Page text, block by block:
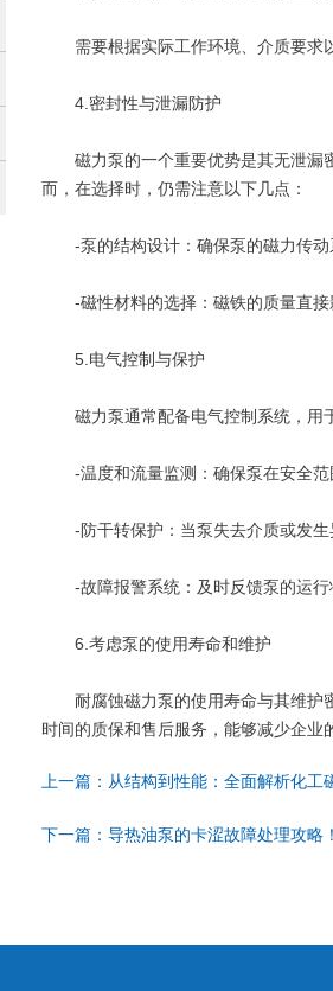
需要根据实际工作环境、介质要求以
4.密封性与泄漏防护
磁力泵的一个重要优势是其无泄漏密
而，在选择时，仍需注意以下几点：
-泵的结构设计：确保泵的磁力传动
-磁性材料的选择：磁铁的质量直接
5.电气控制与保护
磁力泵通常配备电气控制系统，用于
-温度和流量监测：确保泵在安全范
-防干转保护：当泵失去介质或发生
-故障报警系统：及时反馈泵的运行
6.考虑泵的使用寿命和维护
耐腐蚀磁力泵的使用寿命与其维护密
时间的质保和售后服务，能够减少企业
上一篇： 从结构到性能：全面解析化工
下一篇： 导热油泵的卡涩故障处理攻略！